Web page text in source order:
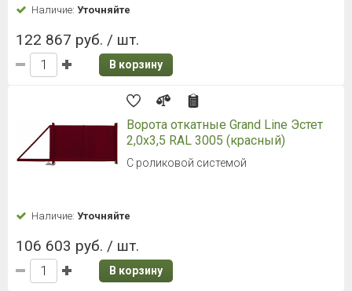
Наличие: Уточняйте
122 867 руб. / шт.
В корзину
Ворота откатные Grand Line Эстет
2,0x3,5 RAL 3005 (красный)
С роликовой системой
Наличие: Уточняйте
106 603 руб. / шт.
В корзину